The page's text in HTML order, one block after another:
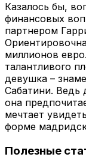
Казалось бы,
финансовых
партнером
миллионов
талантливого
девушка –
Сабатини.
она
мечтает
форме
Полезные